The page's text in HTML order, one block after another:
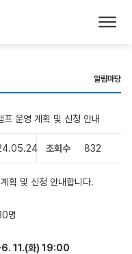
알림마당
운영 계획 및 신청 안내
조회수 832
획 및 신청 안내합니다.
명
11.(화) 19:00